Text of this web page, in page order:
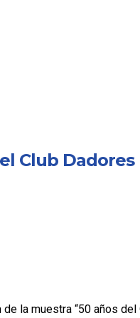
Club Dadores
la muestra “50 años